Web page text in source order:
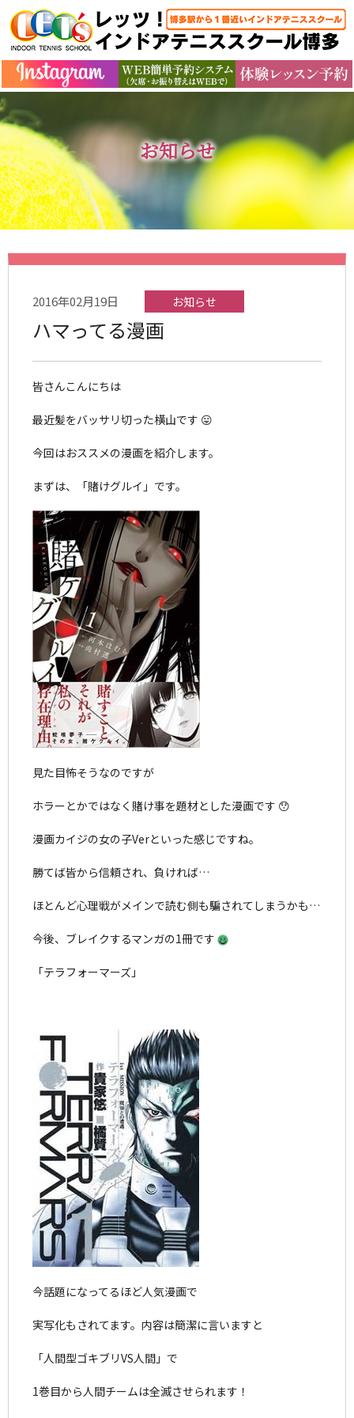
お知らせ
2016年02月19日 お知らせ
ハマってる漫画
皆さんこんにちは
最近髪をバッサリ切った横山です 😛
今回はおススメの漫画を紹介します。
まずは、「賭けグルイ」です。
見た目怖そうなのですが
ホラーとかではなく賭け事を題材とした漫画です 😯
漫画カイジの女の子Verといった感じですね。
勝てば皆から信頼され、負ければ…
ほとんど心理戦がメインで読む側も騙されてしまうかも…
今後、ブレイクするマンガの1冊です
「テラフォーマーズ」
今話題になってるほど人気漫画で
実写化もされてます。内容は簡潔に言いますと
「人間型ゴキブリVS人間」で
1巻目から人間チームは全滅させられます！